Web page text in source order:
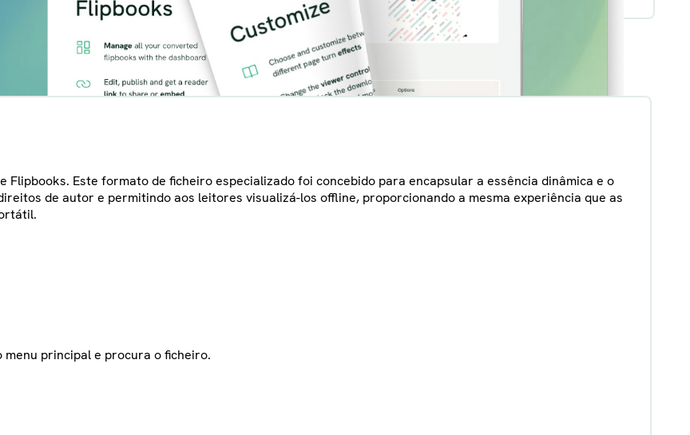
Flipbooks. Este formato de ficheiro especializado foi concebido para encapsular a essência dinâmica e o
de autor e permitindo aos leitores visualizá-los offline, proporcionando a mesma experiência que as
principal e procura o ficheiro.